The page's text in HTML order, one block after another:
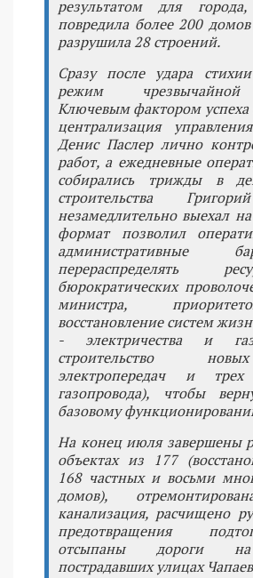
результатом для
повредила более 200
разрушила 28 строений.
Сразу после удара
режим чрезвычайной
Ключевым фактором успеха
централизация
Денис Паслер лично
работ, а ежедневные
собирались трижды в
строительства
незамедлительно выехал
формат позволил
административные
перераспределять
бюрократических
министра,
восстановление систем
- электричества и
строительство
электропередач и трех
газопровода), чтобы
базовому
На конец июля завершены
объектах из 177
168 частных и восьми
домов),
канализация, расчищено
предотвращения
отсыпаны дороги
пострадавших улицах